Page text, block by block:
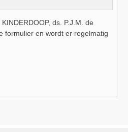
ds. P.J.M. de
formulier en wordt er regelmatig